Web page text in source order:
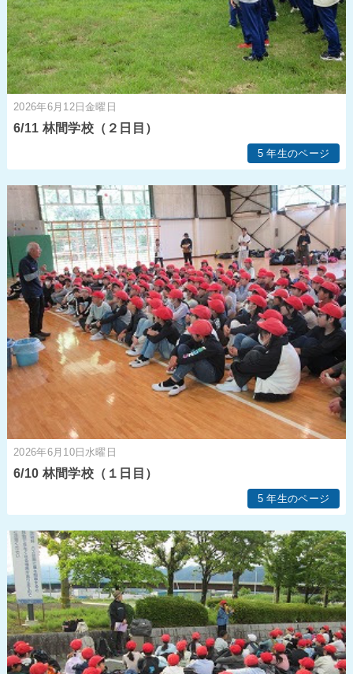
2026年6月12日金曜日
6/11 林間学校（２日目）
5 年生のページ
2026年6月10日水曜日
6/10 林間学校（１日目）
5 年生のページ